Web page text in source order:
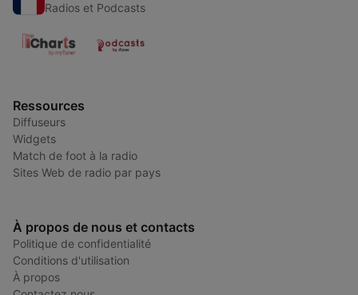
Radios et Podcasts
Ressources
Diffuseurs
Widgets
Match de foot à la radio
Sites Web de radio par pays
À propos de nous et contacts
Politique de confidentialité
Conditions d'utilisation
À propos